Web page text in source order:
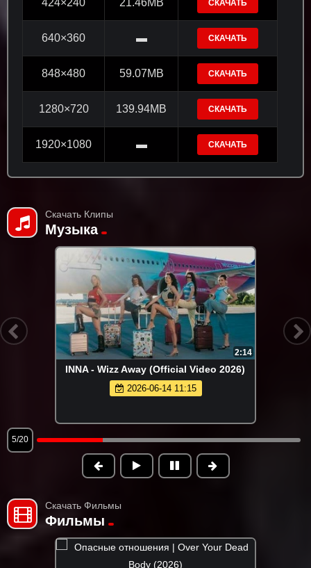
СКАЧАТЬ
640×360 ▬ СКАЧАТЬ
848×480 59.07MB СКАЧАТЬ
1280×720 139.94MB СКАЧАТЬ
1920×1080 ▬ СКАЧАТЬ
Скачать Клипы
Музыка
4:06
Группа КАРОЛИНА - Розовые краски
(Премьера клипа 2026)
6/20
Скачать Фильмы
Фильмы